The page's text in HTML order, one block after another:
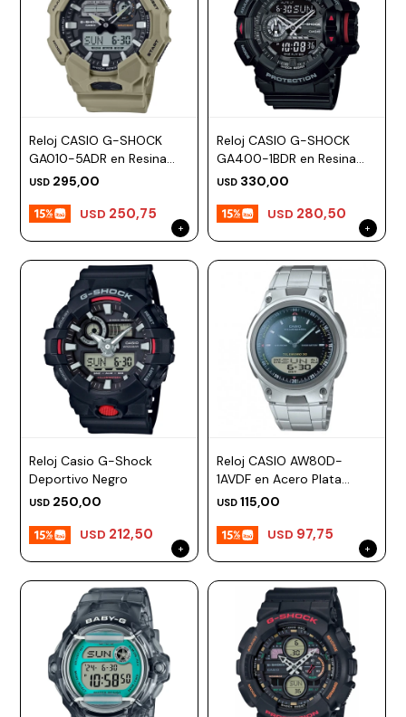
Reloj CASIO G-SHOCK
GA010-5ADR en Resina
Marron Esfera 52mm
USD 295,00
USD 250,75
Reloj CASIO G-SHOCK
GA400-1BDR en Resina
Negro Esfera 49mm
USD 330,00
USD 280,50
Reloj Casio G-Shock
Deportivo Negro
USD 250,00
USD 212,50
Reloj CASIO AW80D-
1AVDF en Acero Plata
Esfera 34mm
USD 115,00
USD 97,75